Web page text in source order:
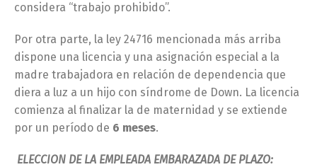
considera “trabajo prohibido”.
Por otra parte, la ley 24716 mencionada más arriba
dispone una licencia y una asignación especial a la
madre trabajadora en relación de dependencia que
diera a luz a un hijo con síndrome de Down. La licencia
comienza al finalizar la de maternidad y se extiende
por un período de 6 meses.
ELECCION DE LA EMPLEADA EMBARAZADA DE PLAZO: